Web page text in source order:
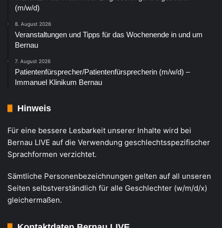
(m/w/d)
8. August 2026
Veranstaltungen und Tipps für das Wochenende in und um
Bernau
7. August 2026
Patientenfürsprecher/Patientenfürsprecherin (m/w/d) –
Immanuel Klinikum Bernau
Hinweis
Für eine bessere Lesbarkeit unserer Inhalte wird bei
Bernau LIVE auf die Verwendung geschlechtsspezifischer
Sprachformen verzichtet.
Sämtliche Personenbezeichnungen gelten auf all unseren
Seiten selbstverständlich für alle Geschlechter (w/m/d/x)
gleichermaßen.